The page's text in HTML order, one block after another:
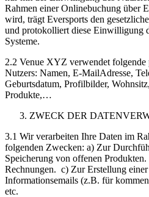
Rahmen einer Onlinebuchung über
wird, trägt Eversports den
und protokolliert diese Einwilligung
Systeme.
2.2 Venue XYZ verwendet folgende
Nutzers: Namen, E-MailAdresse,
Geburtsdatum, Profilbilder,
Produkte,…
ZWECK DER
3.1 Wir verarbeiten Ihre Daten im
folgenden Zwecken: a) Zur
Speicherung von offenen
Rechnungen. c) Zur Erstellung
Informationsemails (z.B. für
etc.